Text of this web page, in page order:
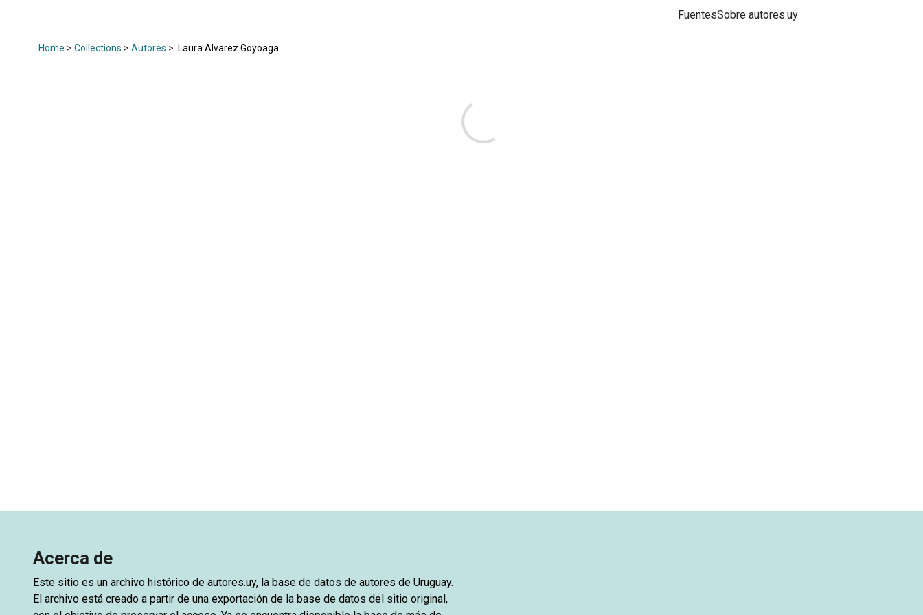
FuentesSobre autores.uy
Home > Collections > Autores > Laura Alvarez Goyoaga
Acerca de
Este sitio es un archivo histórico de autores.uy, la base de datos de autores de Uruguay.
El archivo está creado a partir de una exportación de la base de datos del sitio original,